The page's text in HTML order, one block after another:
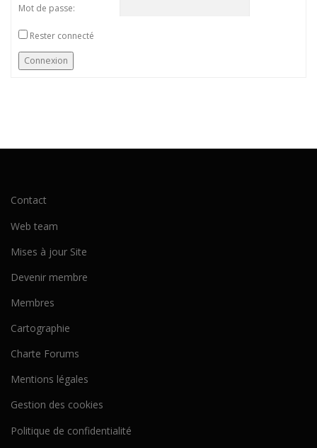
Mot de passe:
Rester connecté
Connexion
Contact
Web team
Mises à jour Site
Devenir membre
Membres
Cartographie
Charte Forums
Mentions légales
Gestion des cookies
Politique de confidentialité